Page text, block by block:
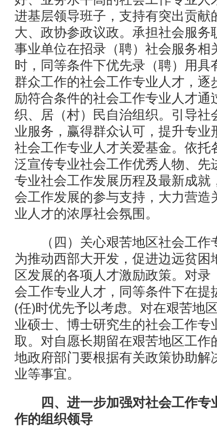
进基层领导班子，支持有突出贡
大、政协参政议政。承担社会服
事业单位在招录（聘）社会服务
时，同等条件下优先录（聘）用
群众工作的社会工作专业人才，
励符合条件的社会工作专业人才
织、居（村）民自治组织。引导
业服务，赢得群众认可，提升专
社会工作专业人才关爱基金。依
泛宣传专业社会工作优秀人物、
专业社会工作发展历程及最新成
会工作发展的参与支持，大力营
业人才的浓厚社会氛围。
（四）关心艰苦地区社会工作
为推动西部大开发，促进边远贫
区发展的各项人才激励政策。对
会工作专业人才，同等条件下在
(任)时优先予以考虑。对在艰苦地
业硕士、博士研究生的社会工作
取。对自愿长期留在艰苦地区工
地政府部门要根据有关政策协助
业等事宜。
四、进一步加强对社会工作专
作的组织领导